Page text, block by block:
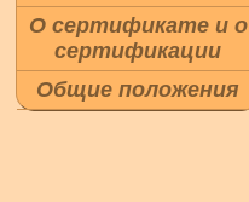
О сертификате и о
сертификации
Общие положения